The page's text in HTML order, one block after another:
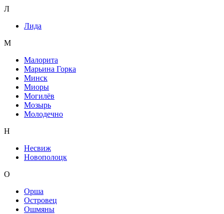
Л
Лида
М
Малорита
Марьина Горка
Минск
Миоры
Могилёв
Мозырь
Молодечно
Н
Несвиж
Новополоцк
О
Орша
Островец
Ошмяны